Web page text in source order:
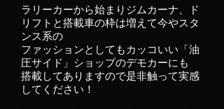
ラリーカーから始まりジムカーナ、ド
リフトと搭載車の枠は増えて今やスタ
ンス系の
ファッションとしてもカッコいい「油
圧サイド」ショップのデモカーにも
搭載してありますので是非触って実感
してください！